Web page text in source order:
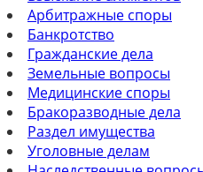
Арбитражные споры
Банкротство
Гражданские дела
Земельные вопросы
Медицинские споры
Бракоразводные дела
Раздел имущества
Уголовные делам